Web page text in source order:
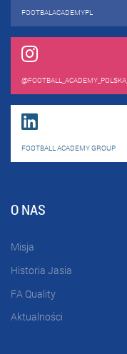
FOOTBALACADEMYPL
@FOOTBALL_ACADEMY_POLSKA_
FOOTBALL ACADEMY GROUP
O NAS
Misja
Historia Jasia
FA Quality
Aktualności